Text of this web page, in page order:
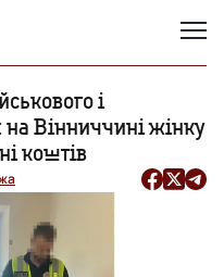
і
на Вінниччині жінку
коштів